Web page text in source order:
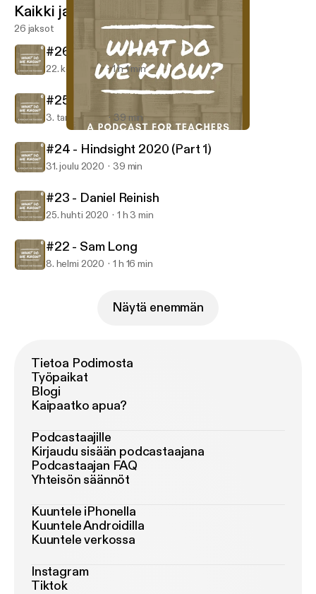
What Do We Know? A Podcast for Teachers
Kaikki jaksot
26 jaksot
#26 - Laura Boyle
22. kesä 2021 1 h 1 min
#25 - Hindsight 2020 (Part 2)
3. tammi 2021 39 min
#24 - Hindsight 2020 (Part 1)
31. joulu 2020 39 min
#23 - Daniel Reinish
25. huhti 2020 1 h 3 min
#22 - Sam Long
8. helmi 2020 1 h 16 min
Näytä enemmän
Tietoa Podimosta
Työpaikat
Blogi
Kaipaatko apua?
Podcastaajille
Kirjaudu sisään podcastaajana
Podcastaajan FAQ
Yhteisön säännöt
Kuuntele iPhonella
Kuuntele Androidilla
Kuuntele verkossa
Instagram
Tiktok